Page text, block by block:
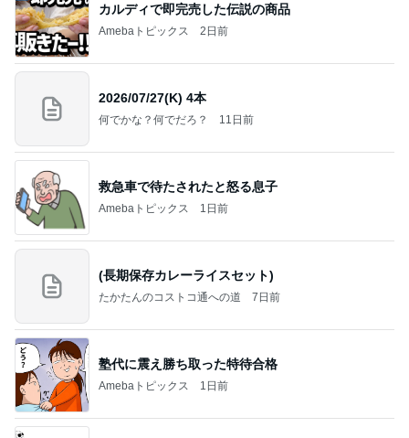
カルディで即完売した伝説の商品
Amebaトピックス 2日前
2026/07/27(K) 4本
何でかな？何でだろ？ 11日前
救急車で待たされたと怒る息子
Amebaトピックス 1日前
(長期保存カレーライスセット)
たかたんのコストコ通への道 7日前
塾代に震え勝ち取った特待合格
Amebaトピックス 1日前